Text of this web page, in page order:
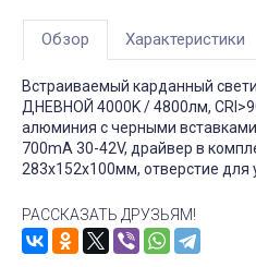
Обзор Характеристики
Встраиваемый карданный
ДНЕВНОЙ 4000K / 4800лм,
алюминия с черными
700mA 30-42V, драйвер в
283х152x100мм, отверстие для
РАССКАЗАТЬ ДРУЗЬЯМ!